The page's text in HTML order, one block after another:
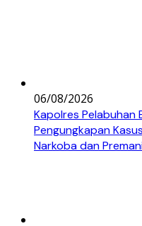
06/08/2026
Kapolres Pelabuhan
Pengungkapan
Narkoba dan